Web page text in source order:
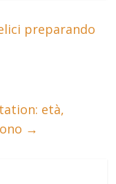
preparando
età,
→